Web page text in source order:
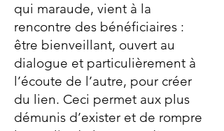
qui maraude, vient à la
rencontre des bénéficiaires :
être bienveillant, ouvert au
dialogue et particulièrement à
l’écoute de l’autre, pour créer
du lien. Ceci permet aux plus
démunis d’exister et de rompre